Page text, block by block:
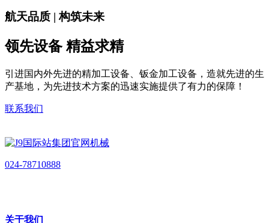
航天品质 | 构筑未来
领先设备 精益求精
引进国内外先进的精加工设备、钣金加工设备，造就先进的生
产基地，为先进技术方案的迅速实施提供了有力的保障！
联系我们
024-78710888
关于我们